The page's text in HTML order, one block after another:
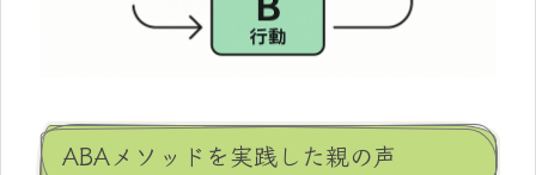
ABAメソッドを実践した親の声